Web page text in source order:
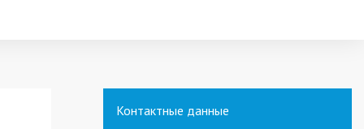
Контактные данные